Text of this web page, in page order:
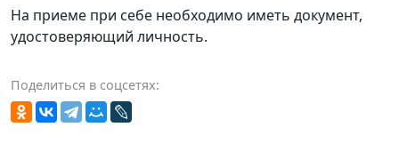
На приеме при себе необходимо иметь документ,
удостоверяющий личность.
Поделиться в соцсетях: